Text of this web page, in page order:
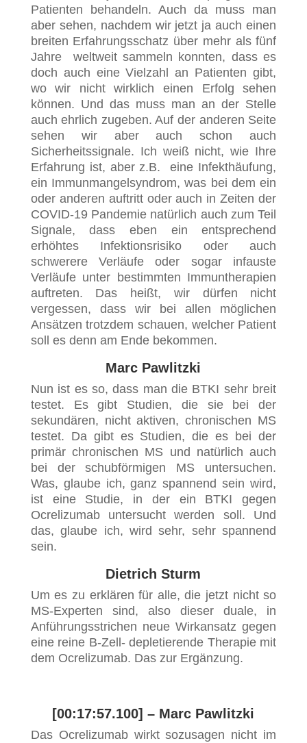
Patienten behandeln. Auch da muss man
aber sehen, nachdem wir jetzt ja auch einen
breiten Erfahrungsschatz über mehr als fünf
Jahre weltweit sammeln konnten, dass es
doch auch eine Vielzahl an Patienten gibt,
wo wir nicht wirklich einen Erfolg sehen
können. Und das muss man an der Stelle
auch ehrlich zugeben. Auf der anderen Seite
sehen wir aber auch schon auch
Sicherheitssignale. Ich weiß nicht, wie Ihre
Erfahrung ist, aber z.B. eine Infekthäufung,
ein Immunmangelsyndrom, was bei dem ein
oder anderen auftritt oder auch in Zeiten der
COVID-19 Pandemie natürlich auch zum Teil
Signale, dass eben ein entsprechend
erhöhtes Infektionsrisiko oder auch
schwerere Verläufe oder sogar infauste
Verläufe unter bestimmten Immuntherapien
auftreten. Das heißt, wir dürfen nicht
vergessen, dass wir bei allen möglichen
Ansätzen trotzdem schauen, welcher Patient
soll es denn am Ende bekommen.
Marc Pawlitzki
Nun ist es so, dass man die BTKI sehr breit
testet. Es gibt Studien, die sie bei der
sekundären, nicht aktiven, chronischen MS
testet. Da gibt es Studien, die es bei der
primär chronischen MS und natürlich auch
bei der schubförmigen MS untersuchen.
Was, glaube ich, ganz spannend sein wird,
ist eine Studie, in der ein BTKI gegen
Ocrelizumab untersucht werden soll. Und
das, glaube ich, wird sehr, sehr spannend
sein.
Dietrich Sturm
Um es zu erklären für alle, die jetzt nicht so
MS-Experten sind, also dieser duale, in
Anführungsstrichen neue Wirkansatz gegen
eine reine B-Zell- depletierende Therapie mit
dem Ocrelizumab. Das zur Ergänzung.
[00:17:57.100] – Marc Pawlitzki
Das Ocrelizumab wirkt sozusagen nicht im